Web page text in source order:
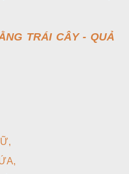
TRÁI CÂY - QUẢ